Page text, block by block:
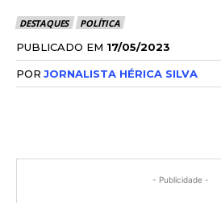
DESTAQUES POLÍTICA
PUBLICADO EM 17/05/2023
POR JORNALISTA HÉRICA SILVA
- Publicidade -